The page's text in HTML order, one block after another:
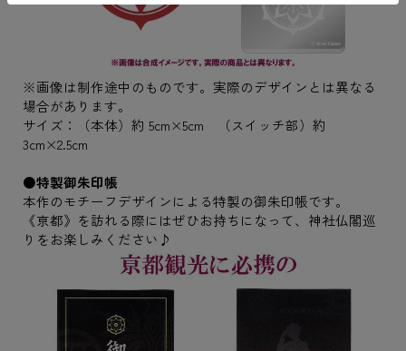
※画像は制作途中のものです。実際のデザインとは異なる
場合があります。
サイズ：（本体）約 5cm×5cm （スイッチ部）約
3cm×2.5cm
●特製御朱印帳
本作のモチーフデザインによる特製の御朱印帳です。
《亰都》を訪れる際にはぜひお持ちになって、神社仏閣巡
りをお楽しみください♪